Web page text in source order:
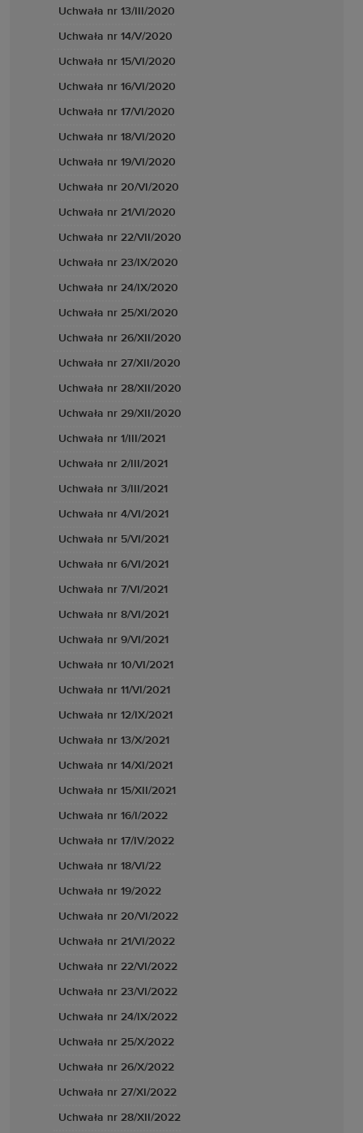
Uchwała nr 13/III/2020
Uchwała nr 14/V/2020
Uchwała nr 15/VI/2020
Uchwała nr 16/VI/2020
Uchwała nr 17/VI/2020
Uchwała nr 18/VI/2020
Uchwała nr 19/VI/2020
Uchwała nr 20/VI/2020
Uchwała nr 21/VI/2020
Uchwała nr 22/VII/2020
Uchwała nr 23/IX/2020
Uchwała nr 24/IX/2020
Uchwała nr 25/XI/2020
Uchwała nr 26/XII/2020
Uchwała nr 27/XII/2020
Uchwała nr 28/XII/2020
Uchwała nr 29/XII/2020
Uchwała nr 1/III/2021
Uchwała nr 2/III/2021
Uchwała nr 3/III/2021
Uchwała nr 4/VI/2021
Uchwała nr 5/VI/2021
Uchwała nr 6/VI/2021
Uchwała nr 7/VI/2021
Uchwała nr 8/VI/2021
Uchwała nr 9/VI/2021
Uchwała nr 10/VI/2021
Uchwała nr 11/VI/2021
Uchwała nr 12/IX/2021
Uchwała nr 13/X/2021
Uchwała nr 14/XI/2021
Uchwała nr 15/XII/2021
Uchwała nr 16/I/2022
Uchwała nr 17/IV/2022
Uchwała nr 18/VI/22
Uchwała nr 19/2022
Uchwała nr 20/VI/2022
Uchwała nr 21/VI/2022
Uchwała nr 22/VI/2022
Uchwała nr 23/VI/2022
Uchwała nr 24/IX/2022
Uchwała nr 25/X/2022
Uchwała nr 26/X/2022
Uchwała nr 27/XI/2022
Uchwała nr 28/XII/2022